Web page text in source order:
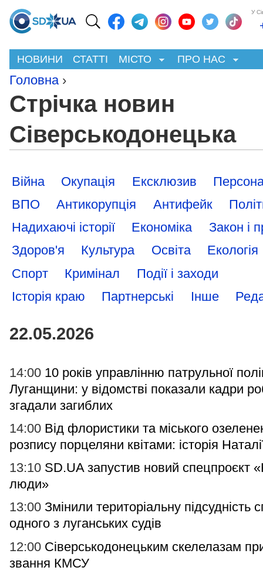
У
НОВИНИ СТАТТІ МІСТО ПРО НАС
Головна ›
Стрічка новин
Сіверськодонецька
Війна Окупація Ексклюзив
ВПО
Антикорупція Антифейк
Надихаючі історії
Економіка
Закон і
Здоров'я
Культура Освіта
Екологія
Спорт
Кримінал
Події і заходи
Історія краю
Партнерські Інше
22.05.2026
14:00 10 років управлінню патрульної
Луганщини: у відомстві показали кадри
згадали загиблих
14:00 Від флористики та міського
розпису порцеляни квітами: історія
13:10 SD.UA запустив новий спецпроєкт
люди»
13:00 Змінили територіальну підсудність
одного з луганських судів
12:00 Сіверськодонецьким скелелазам
звання КМСУ